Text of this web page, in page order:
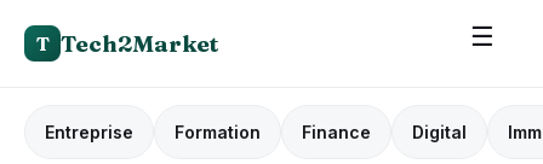
T Tech2Market ☰
Entreprise Formation Finance Digital